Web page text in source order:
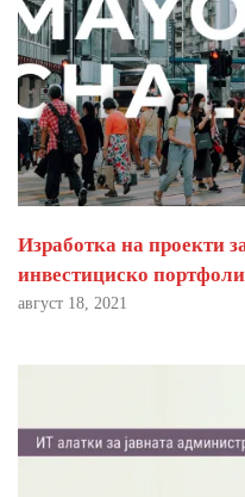
Изработка на проекти
инвестициско
август 18, 2021